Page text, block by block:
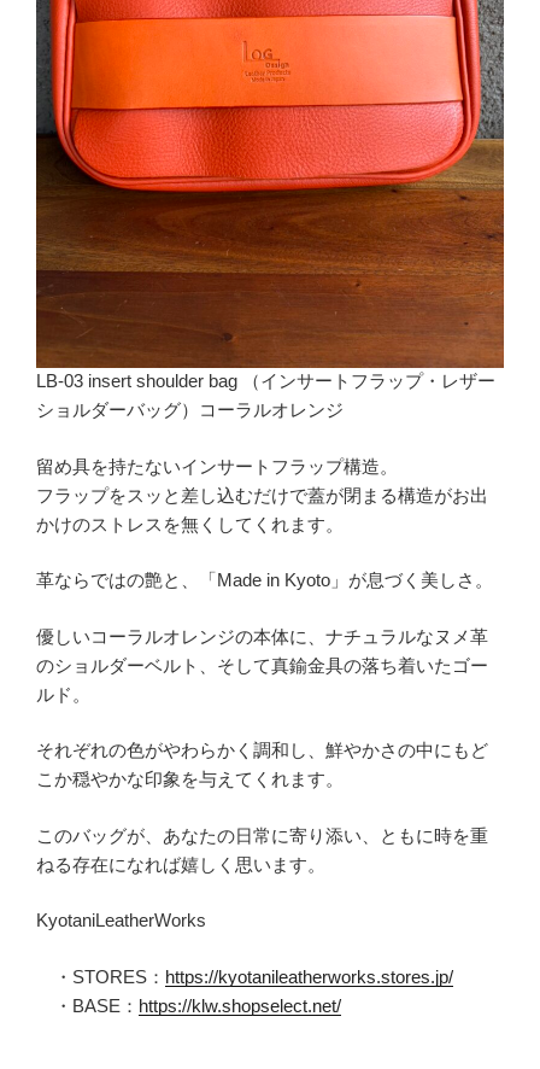
LB-03 insert shoulder bag （インサートフラップ・レザー
ショルダーバッグ）コーラルオレンジ
留め具を持たないインサートフラップ構造。
フラップをスッと差し込むだけで蓋が閉まる構造がお出
かけのストレスを無くしてくれます。
革ならではの艶と、「Made in Kyoto」が息づく美しさ。
優しいコーラルオレンジの本体に、ナチュラルなヌメ革
のショルダーベルト、そして真鍮金具の落ち着いたゴー
ルド。
それぞれの色がやわらかく調和し、鮮やかさの中にもど
こか穏やかな印象を与えてくれます。
このバッグが、あなたの日常に寄り添い、ともに時を重
ねる存在になれば嬉しく思います。
KyotaniLeatherWorks
・STORES： https://kyotanileatherworks.stores.jp/
・BASE： https://klw.shopselect.net/